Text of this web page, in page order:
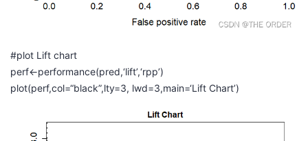
#plot Lift chart
perf<-performance(pred,‘lift’,‘rpp’)
plot(perf,col=“black”,lty=3, lwd=3,main=‘Lift Chart’)